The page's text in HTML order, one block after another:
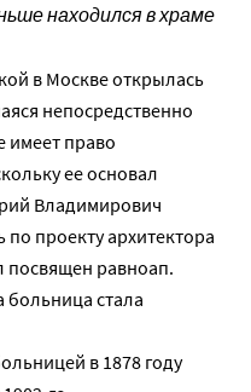
находился в храме
в Москве открылась
непосредственно
имеет право
ее основал
Владимирович
проекту архитектора
посвящен равноап.
больница стала
в 1878 году